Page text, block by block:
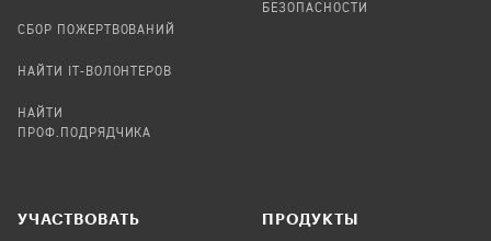
СБОР ПОЖЕРТВОВАНИЙ
НАЙТИ IT-ВОЛОНТЕРОВ
НАЙТИ
ПРОФ.ПОДРЯДЧИКА
БЕЗОПАСНОСТИ
УЧАСТВОВАТЬ ПРОДУКТЫ